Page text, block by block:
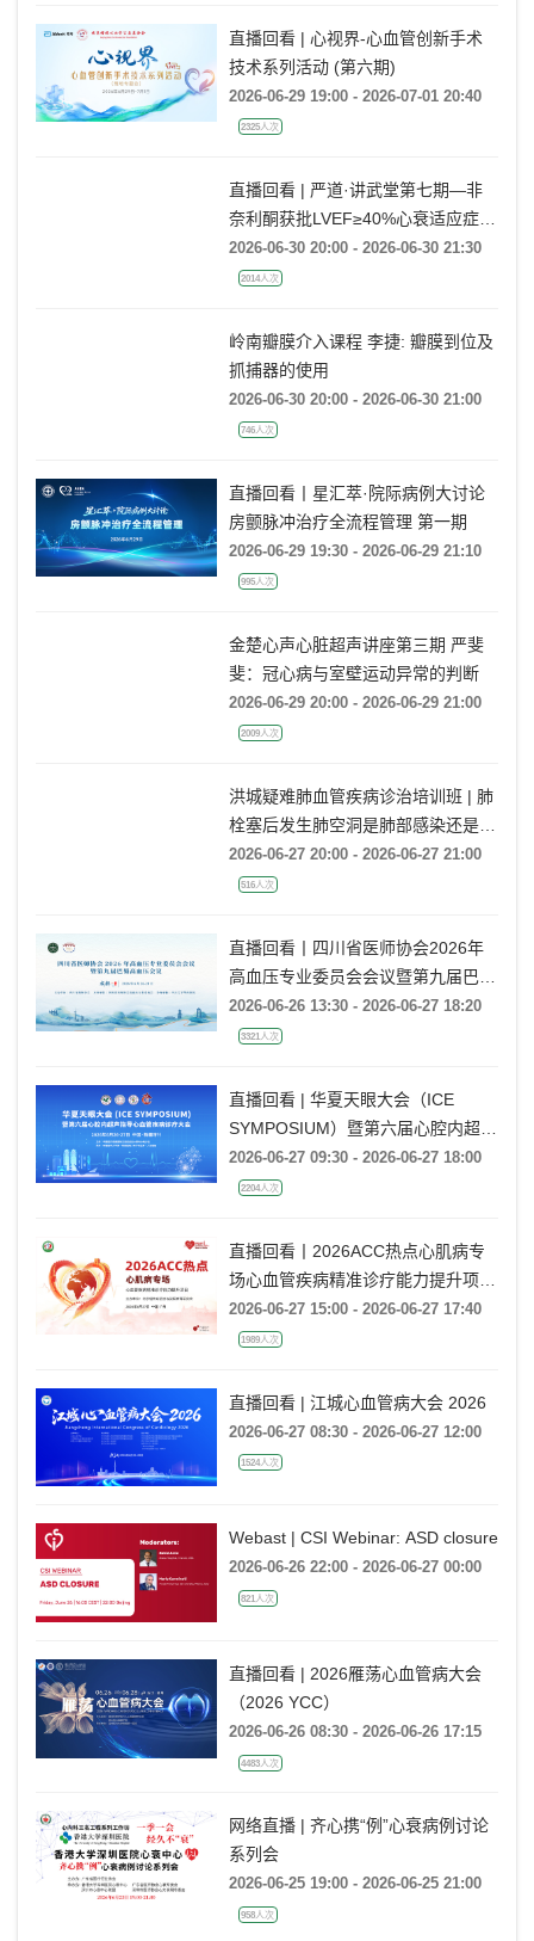
直播回看 | 心视界-心血管创新手术
技术系列活动 (第六期)
2026-06-29 19:00 - 2026-07-01 20:40
2325人次
直播回看 | 严道·讲武堂第七期—非
奈利酮获批LVEF≥40%心衰适应症，
临床到底怎么用？
2026-06-30 20:00 - 2026-06-30 21:30
2014人次
岭南瓣膜介入课程 李捷: 瓣膜到位及
抓捕器的使用
2026-06-30 20:00 - 2026-06-30 21:00
746人次
直播回看丨星汇萃·院际病例大讨论
房颤脉冲治疗全流程管理 第一期
2026-06-29 19:30 - 2026-06-29 21:10
995人次
金楚心声心脏超声讲座第三期 严斐
斐：冠心病与室壁运动异常的判断
2026-06-29 20:00 - 2026-06-29 21:00
2009人次
洪城疑难肺血管疾病诊治培训班 | 肺
栓塞后发生肺空洞是肺部感染还是肺
梗死鉴别？
2026-06-27 20:00 - 2026-06-27 21:00
516人次
直播回看丨四川省医师协会2026年
高血压专业委员会会议暨第九届巴蜀
高血压会议
2026-06-26 13:30 - 2026-06-27 18:20
3321人次
直播回看 | 华夏天眼大会（ICE
SYMPOSIUM）暨第六届心腔内超声
指导心血管疾病诊疗大会
2026-06-27 09:30 - 2026-06-27 18:00
2204人次
直播回看丨2026ACC热点心肌病专
场心血管疾病精准诊疗能力提升项目
广州场
2026-06-27 15:00 - 2026-06-27 17:40
1989人次
直播回看 | 江城心血管病大会 2026
2026-06-27 08:30 - 2026-06-27 12:00
1524人次
Webast | CSI Webinar: ASD closure
2026-06-26 22:00 - 2026-06-27 00:00
821人次
直播回看 | 2026雁荡心血管病大会
（2026 YCC）
2026-06-26 08:30 - 2026-06-26 17:15
4483人次
网络直播 | 齐心携“例”心衰病例讨论
系列会
2026-06-25 19:00 - 2026-06-25 21:00
958人次